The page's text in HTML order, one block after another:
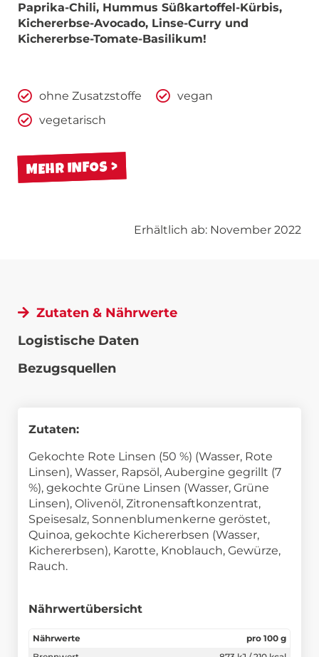
Paprika-Chili, Hummus Süßkartoffel-Kürbis,
Kichererbse-Avocado, Linse-Curry und
Kichererbse-Tomate-Basilikum!
ohne Zusatzstoffe
vegan
vegetarisch
MEHR INFOS
Erhältlich ab: November 2022
Zutaten & Nährwerte
Logistische Daten
Bezugsquellen
Zutaten:
Gekochte Rote Linsen (50 %) (Wasser, Rote
Linsen), Wasser, Rapsöl, Aubergine gegrillt (7
%), gekochte Grüne Linsen (Wasser, Grüne
Linsen), Olivenöl, Zitronensaftkonzentrat,
Speisesalz, Sonnenblumenkerne geröstet,
Quinoa, gekochte Kichererbsen (Wasser,
Kichererbsen), Karotte, Knoblauch, Gewürze,
Rauch.
Nährwertübersicht
Nährwerte
pro 100 g